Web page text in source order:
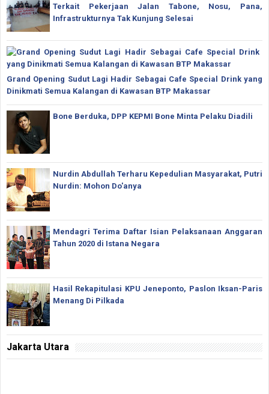
Terkait Pekerjaan Jalan Tabone, Nosu, Pana,
Infrastrukturnya Tak Kunjung Selesai
Grand Opening Sudut Lagi Hadir Sebagai Cafe Special Drink yang
Dinikmati Semua Kalangan di Kawasan BTP Makassar
Bone Berduka, DPP KEPMI Bone Minta Pelaku Diadili
Nurdin Abdullah Terharu Kepedulian Masyarakat, Putri
Nurdin: Mohon Do'anya
Mendagri Terima Daftar Isian Pelaksanaan Anggaran
Tahun 2020 di Istana Negara
Hasil Rekapitulasi KPU Jeneponto, Paslon Iksan-Paris
Menang Di Pilkada
Jakarta Utara